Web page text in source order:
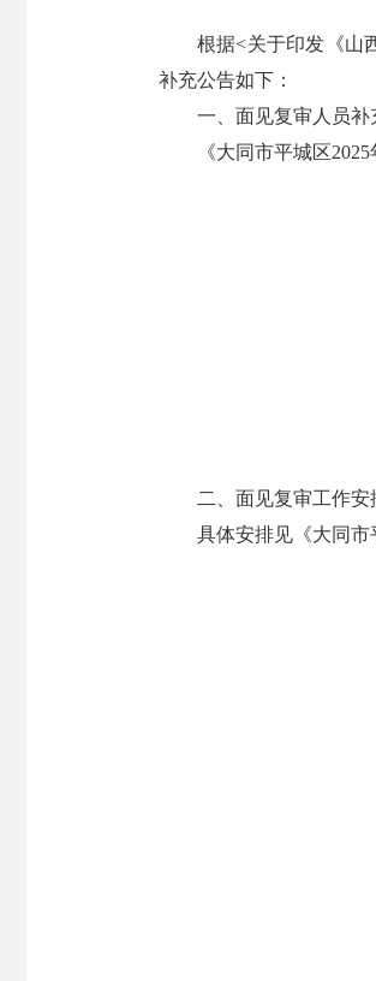
根据<关于印发《山
补充公告如下：
一、面见复审人员补
《大同市平城区
二、面见复审工作安
具体安排见《大同市